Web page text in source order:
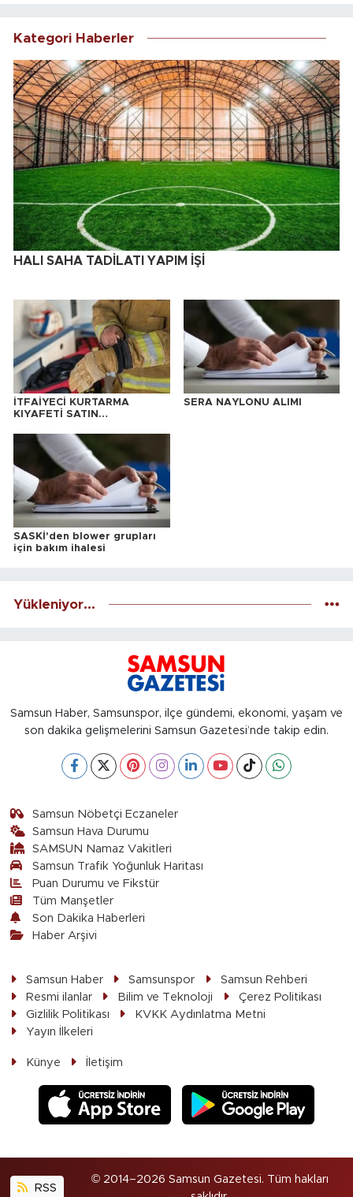
Kategori Haberler
HALI SAHA TADİLATI YAPIM İŞİ
İTFAİYECİ KURTARMA
KIYAFETİ SATIN
SERA NAYLONU ALIMI
SASKİ'den blower grupları
için bakım ihalesi
Yükleniyor...
Samsun Haber, Samsunspor, ilçe gündemi, ekonomi, yaşam ve
son dakika gelişmelerini Samsun Gazetesi’nde takip edin.
Samsun Nöbetçi Eczaneler
Samsun Hava Durumu
SAMSUN Namaz Vakitleri
Samsun Trafik Yoğunluk Haritası
Puan Durumu ve Fikstür
Tüm Manşetler
Son Dakika Haberleri
Haber Arşivi
Samsun Haber Samsunspor
Samsun Rehberi
Resmi ilanlar
Bilim ve Teknoloji
Çerez Politikası
Gizlilik Politikası
KVKK Aydınlatma Metni
Yayın İlkeleri
Künye İletişim
RSS
© 2014–2026 Samsun Gazetesi. Tüm hakları